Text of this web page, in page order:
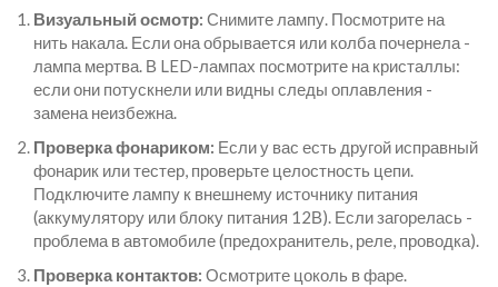
Визуальный осмотр: Снимите лампу. Посмотрите на
нить накала. Если она обрывается или колба почернела -
лампа мертва. В LED-лампах посмотрите на кристаллы:
если они потускнели или видны следы оплавления -
замена неизбежна.
Проверка фонариком: Если у вас есть другой исправный
фонарик или тестер, проверьте целостность цепи.
Подключите лампу к внешнему источнику питания
(аккумулятору или блоку питания 12В). Если загорелась -
проблема в автомобиле (предохранитель, реле, проводка).
Проверка контактов: Осмотрите цоколь в фаре.